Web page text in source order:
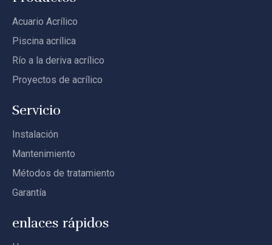
Acuario Acrílico
Piscina acrílica
Río a la deriva acrílico
Proyectos de acrílico
Servicio
Instalación
Mantenimiento
Métodos de tratamiento
Garantía
enlaces rápidos